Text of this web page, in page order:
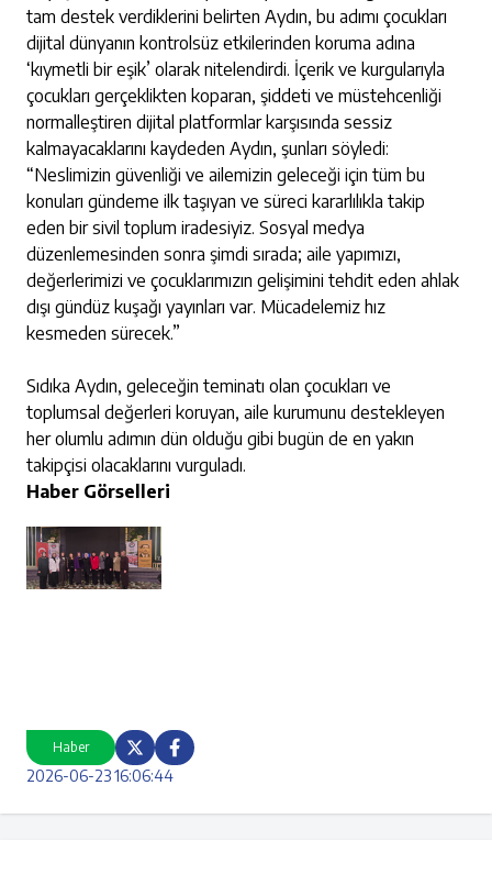
Haber
2026-06-23 16:06:44
tam destek verdiklerini belirten Aydın, bu adımı çocukları
dijital dünyanın kontrolsüz etkilerinden koruma adına
‘kıymetli bir eşik’ olarak nitelendirdi. İçerik ve kurgularıyla
çocukları gerçeklikten koparan, şiddeti ve müstehcenliği
normalleştiren dijital platformlar karşısında sessiz
kalmayacaklarını kaydeden Aydın, şunları söyledi:
“Neslimizin güvenliği ve ailemizin geleceği için tüm bu
konuları gündeme ilk taşıyan ve süreci kararlılıkla takip
eden bir sivil toplum iradesiyiz. Sosyal medya
düzenlemesinden sonra şimdi sırada; aile yapımızı,
değerlerimizi ve çocuklarımızın gelişimini tehdit eden ahlak
dışı gündüz kuşağı yayınları var. Mücadelemiz hız
kesmeden sürecek.”
Sıdıka Aydın, geleceğin teminatı olan çocukları ve
toplumsal değerleri koruyan, aile kurumunu destekleyen
her olumlu adımın dün olduğu gibi bugün de en yakın
takipçisi olacaklarını vurguladı.
Haber Görselleri